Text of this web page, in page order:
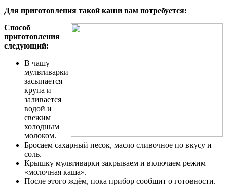
Для приготовления такой каши вам потребуется:
Способ
приготовления
следующий:
В чашу
мультиварки
засыпается
крупа и
заливается
водой и
свежим
холодным
молоком.
Бросаем сахарный песок, масло сливочное по вкусу и
соль.
Крышку мультиварки закрываем и включаем режим
«молочная каша».
После этого ждём, пока прибор сообщит о готовности.